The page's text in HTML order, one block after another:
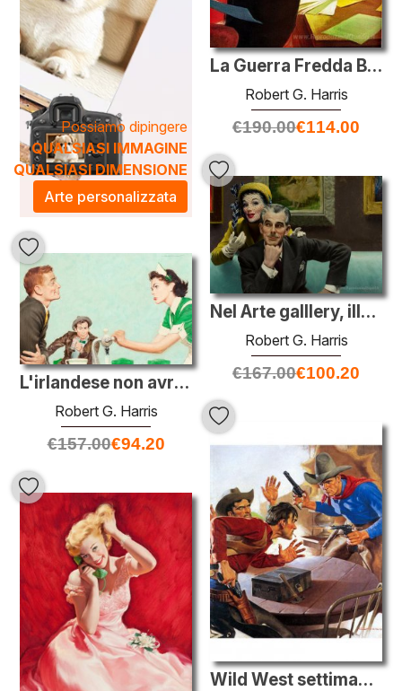
Possiamo dipingere
QUALSIASI IMMAGINE
QUALSIASI DIMENSIONE
Arte personalizzata
La Guerra Fredda Biondi
Robert G. Harris
€190.00€114.00
Nel Arte galllery, illustrazione Cosmopolitan, febbraio 1950
Robert G. Harris
€167.00€100.20
L'irlandese non avrebbe indossato Verde, Sabato Evening Post ill
Robert G. Harris
€157.00€94.20
Wild West settimanale